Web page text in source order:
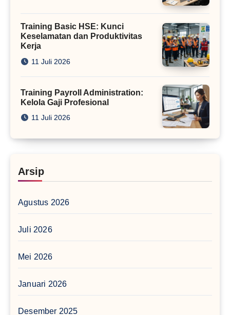
Training Basic HSE: Kunci
Keselamatan dan Produktivitas
Kerja
11 Juli 2026
Training Payroll Administration:
Kelola Gaji Profesional
11 Juli 2026
Arsip
Agustus 2026
Juli 2026
Mei 2026
Januari 2026
Desember 2025